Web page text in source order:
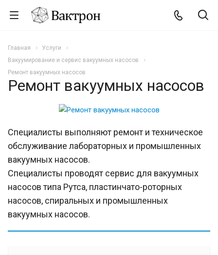
Главная
Услуги
Вакуумирование и сервис вакуумных насосов
Ремонт вакуумных насосов
Ремонт вакуумных насосов
Специалисты выполняют ремонт и техническое
обслуживание лабораторных и промышленных
вакуумных насосов.
Специалисты проводят сервис для вакуумных
насосов типа Рутса, пластинчато-роторных
насосов, спиральных и промышленных
вакуумных насосов.